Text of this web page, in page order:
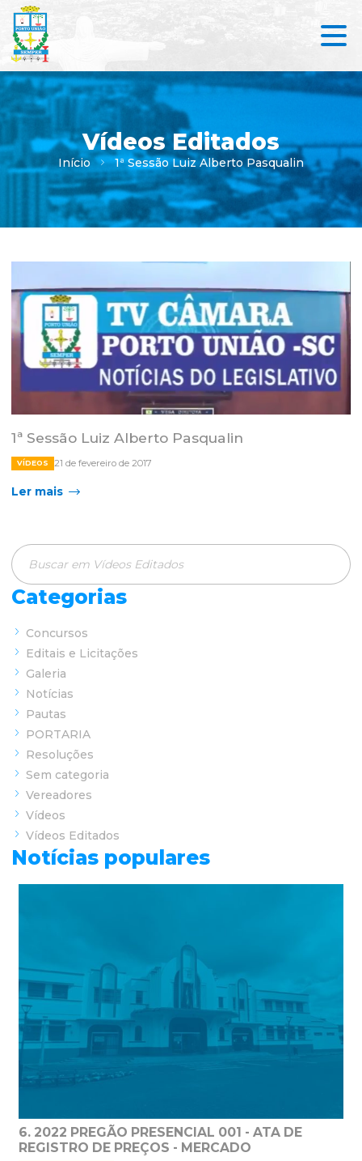
Vídeos Editados
Início 1ª Sessão Luiz Alberto Pasqualin
1ª Sessão Luiz Alberto Pasqualin
VÍDEOS 21 de fevereiro de 2017
Ler mais
Categorias
Concursos
Editais e Licitações
Galeria
Notícias
Pautas
PORTARIA
Resoluções
Sem categoria
Vereadores
Vídeos
Vídeos Editados
Notícias populares
6. 2022 PREGÃO PRESENCIAL 001 - ATA DE
REGISTRO DE PREÇOS - MERCADO